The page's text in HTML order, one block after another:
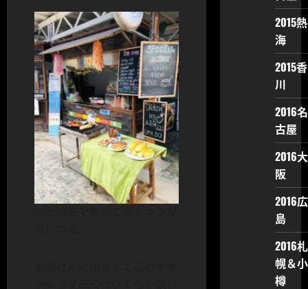
2015熱
海
2015香
川
2016名
古屋
2016大
阪
2016広
島
2016札
幌＆小
樽